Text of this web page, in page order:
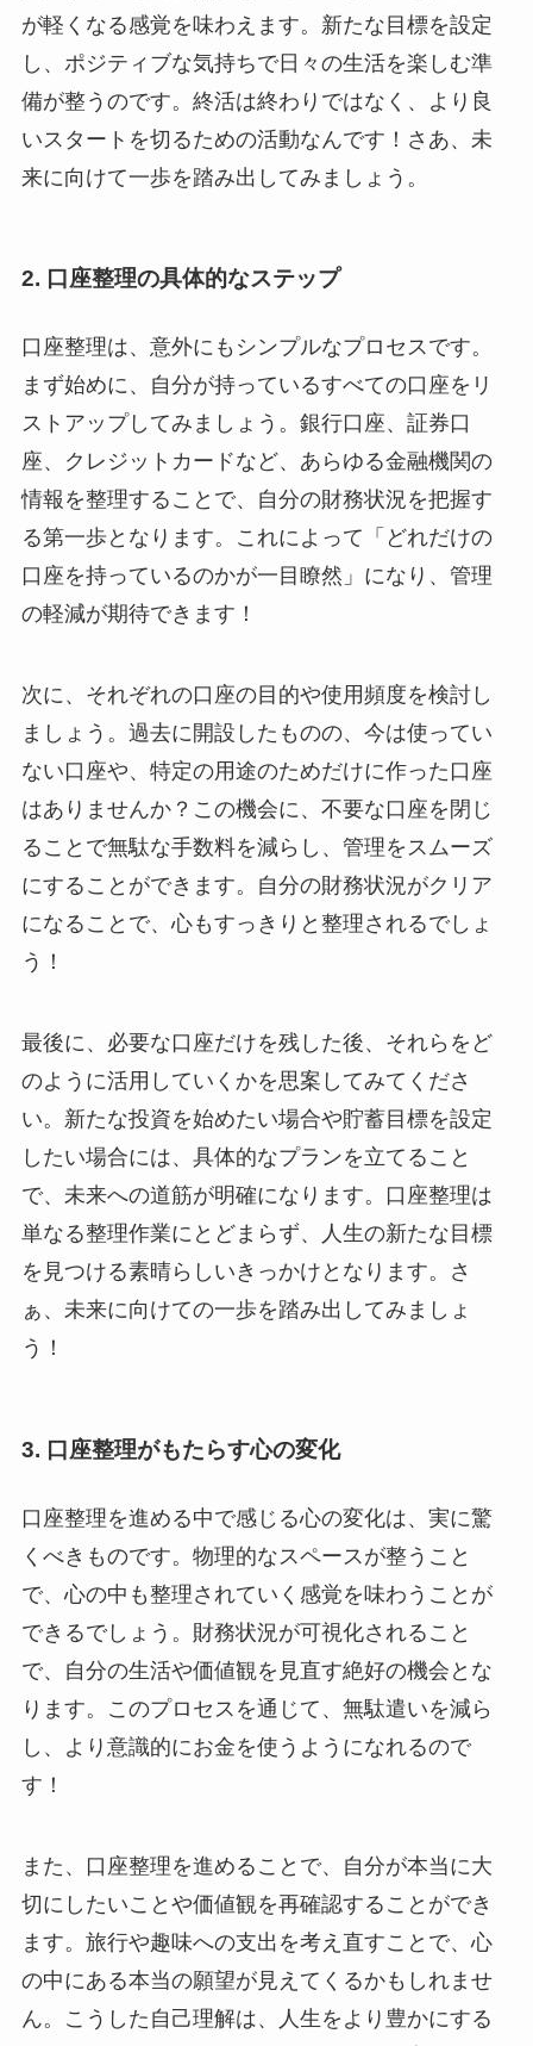
が軽くなる感覚を味わえます。新たな目標を設定
し、ポジティブな気持ちで日々の生活を楽しむ準
備が整うのです。終活は終わりではなく、より良
いスタートを切るための活動なんです！さあ、未
来に向けて一歩を踏み出してみましょう。
2. 口座整理の具体的なステップ
口座整理は、意外にもシンプルなプロセスです。
まず始めに、自分が持っているすべての口座をリ
ストアップしてみましょう。銀行口座、証券口
座、クレジットカードなど、あらゆる金融機関の
情報を整理することで、自分の財務状況を把握す
る第一歩となります。これによって「どれだけの
口座を持っているのかが一目瞭然」になり、管理
の軽減が期待できます！
次に、それぞれの口座の目的や使用頻度を検討し
ましょう。過去に開設したものの、今は使ってい
ない口座や、特定の用途のためだけに作った口座
はありませんか？この機会に、不要な口座を閉じ
ることで無駄な手数料を減らし、管理をスムーズ
にすることができます。自分の財務状況がクリア
になることで、心もすっきりと整理されるでしょ
う！
最後に、必要な口座だけを残した後、それらをど
のように活用していくかを思案してみてくださ
い。新たな投資を始めたい場合や貯蓄目標を設定
したい場合には、具体的なプランを立てること
で、未来への道筋が明確になります。口座整理は
単なる整理作業にとどまらず、人生の新たな目標
を見つける素晴らしいきっかけとなります。さ
ぁ、未来に向けての一歩を踏み出してみましょ
う！
3. 口座整理がもたらす心の変化
口座整理を進める中で感じる心の変化は、実に驚
くべきものです。物理的なスペースが整うこと
で、心の中も整理されていく感覚を味わうことが
できるでしょう。財務状況が可視化されること
で、自分の生活や価値観を見直す絶好の機会とな
ります。このプロセスを通じて、無駄遣いを減ら
し、より意識的にお金を使うようになれるので
す！
また、口座整理を進めることで、自分が本当に大
切にしたいことや価値観を再確認することができ
ます。旅行や趣味への支出を考え直すことで、心
の中にある本当の願望が見えてくるかもしれませ
ん。こうした自己理解は、人生をより豊かにする